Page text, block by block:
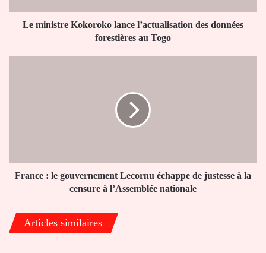
au
TogoLe ministre Kokoroko lance l’actualisation des données
forestières au Togo
à
l’Assemblée
nationale
France : le gouvernement Lecornu échappe de justesse à la
censure à l’Assemblée nationale
Articles similaires